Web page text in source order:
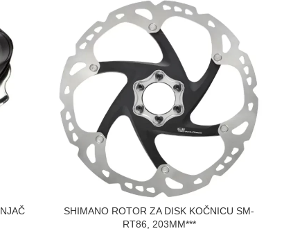
SHIMANO ROTOR ZA DISK KOČNICU SM-
RT86, 203MM***